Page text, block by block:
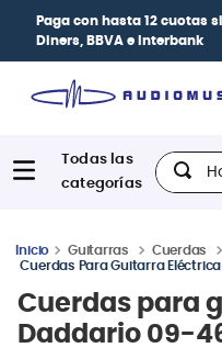
Paga con hasta 12 cuotas
Diners, BBVA e Interbank
Hola,
Guitarras Cuerdas
Cuerdas Para Guitarra
Cuerdas para
Daddario 09-